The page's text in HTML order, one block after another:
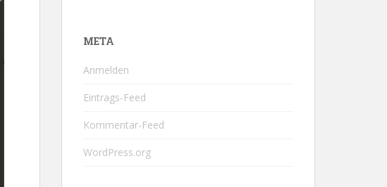
META
Anmelden
Eintrags-Feed
Kommentar-Feed
WordPress.org